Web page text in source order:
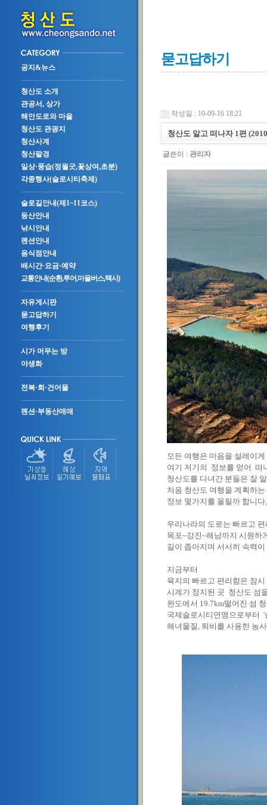
공지&뉴스
청산도 소개
관공서, 상가
해안도로와 마을
청산도 관광지
청산사계
청산팔경
일상·풍습(정월굿,꽃상여,초분)
각종행사(슬로시티축제)
슬로길안내(제1~11코스)
등산안내
낚시안내
펜션안내
음식점안내
배시간·요금·예약
교통안내(순환,투어,마을버스,택시)
자유게시판
묻고답하기
여행후기
시가 머무는 방
야생화
전복·회·건어물
펜션·부동산매매
묻고답하기
작성일 : 10-09-16 18:21
청산도 알고 떠나자 1편
글쓴이 : 관리자
모든 여행은 마음을 설레이
여기 저기의 정보를 얻어 떠
청산도를 다녀간 분들은 잘
처음 청산도 여행을 계획하
정보 몇가지를 올릴까 합니다,
우리나라의 도로는 빠르고
목포~강진~해남까지 시원하
길이 좁아지며 서서히 속력
지금부터
육지의 빠르고 편리함은 잠
시계가 정지된 곳 청산도 섬
완도에서 19.7km떨어진 섬
국제슬로시티연맹으로부터 '
해녀물질, 퇴비를 사용한 농